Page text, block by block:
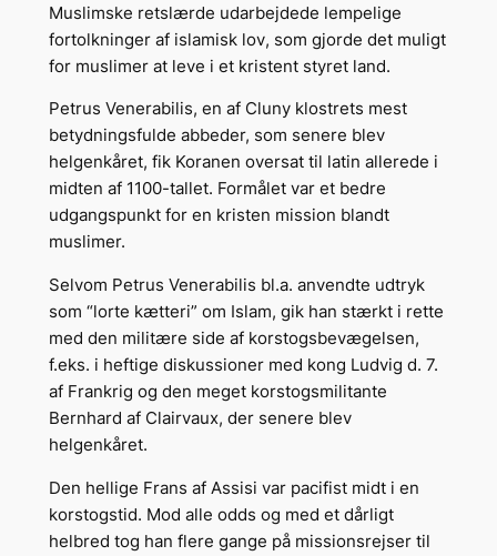
Muslimske retslærde udarbejdede lempelige
fortolkninger af islamisk lov, som gjorde det muligt
for muslimer at leve i et kristent styret land.
Petrus Venerabilis, en af Cluny klostrets mest
betydningsfulde abbeder, som senere blev
helgenkåret, fik Koranen oversat til latin allerede i
midten af 1100-tallet. Formålet var et bedre
udgangspunkt for en kristen mission blandt
muslimer.
Selvom Petrus Venerabilis bl.a. anvendte udtryk
som “lorte kætteri” om Islam, gik han stærkt i rette
med den militære side af korstogsbevægelsen,
f.eks. i heftige diskussioner med kong Ludvig d. 7.
af Frankrig og den meget korstogsmilitante
Bernhard af Clairvaux, der senere blev
helgenkåret.
Den hellige Frans af Assisi var pacifist midt i en
korstogstid. Mod alle odds og med et dårligt
helbred tog han flere gange på missionsrejser til